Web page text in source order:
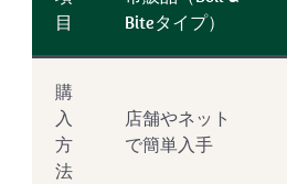
目
Biteタイプ）
購
入
方
法
店舗やネット
で簡単入手